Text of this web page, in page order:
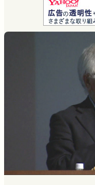
c
e
t
e
n
e